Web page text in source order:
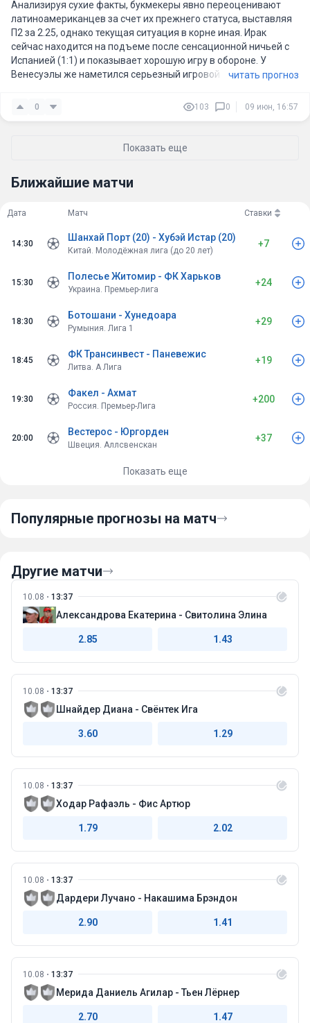
Анализируя сухие факты, букмекеры явно переоценивают
латиноамериканцев за счет их прежнего статуса, выставляя
П2 за 2.25, однако текущая ситуация в корне иная. Ирак
сейчас находится на подъеме после сенсационной ничьей с
Испанией (1:1) и показывает хорошую игру в обороне. У
Венесуэлы же наметился серьезный игровой спад,
США без своей главной ударной силы Саломона Рондона, а
также без основного вратаря Фариньеса и целого ряда
потенциал к минимуму. Учитывая, что азиатский коллектив
умеет очень сильно сушить игру против фаворитов, а
автобус, я думаю, что нас ждет вязкий поединок, где
атаках. Для меня здесь будет ставка Двойной шанс Ирака
готовности лидеров как минимум не проиграют эту встречу.
читать прогноз
0 103 0 09 июн, 16:57
Показать еще
Ближайшие матчи
Дата Матч Ставки
14:30
Шанхай Порт (20) - Хубэй Истар (20)
Китай. Молодёжная лига (до 20 лет)
+7
15:30
Полесье Житомир - ФК Харьков
Украина. Премьер-лига
+24
18:30
Ботошани - Хунедоара
Румыния. Лига 1
+29
18:45
ФК Трансинвест - Паневежис
Литва. А Лига
+19
19:30
Факел - Ахмат
Россия. Премьер-Лига
+200
20:00
Вестерос - Юргорден
Швеция. Аллсвенскан
+37
Показать еще
Популярные прогнозы на матч
Другие матчи
10.08 13:37
Александрова Екатерина - Свитолина Элина
2.85 1.43
10.08 13:37
Шнайдер Диана - Свёнтек Ига
3.60 1.29
10.08 13:37
Ходар Рафаэль - Фис Артюр
1.79 2.02
10.08 13:37
Дардери Лучано - Накашима Брэндон
2.90 1.41
10.08 13:37
Мерида Даниель Агилар - Тьен Лёрнер
2.70 1.47